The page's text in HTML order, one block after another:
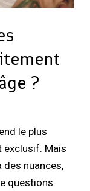
?
le plus
exclusif. Mais
nuances,
questions